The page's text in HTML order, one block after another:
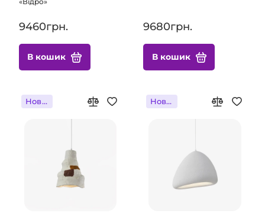
9460грн.
В кошик
9680грн.
В кошик
Новинка Новинка